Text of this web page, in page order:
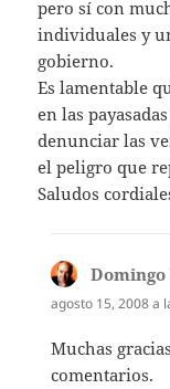
pero sí con
individuales y
gobierno.
Es lamentable
en las
denunciar las
el peligro que
Saludos
Domingo
agosto 15, 2008 a
Muchas
comentarios.